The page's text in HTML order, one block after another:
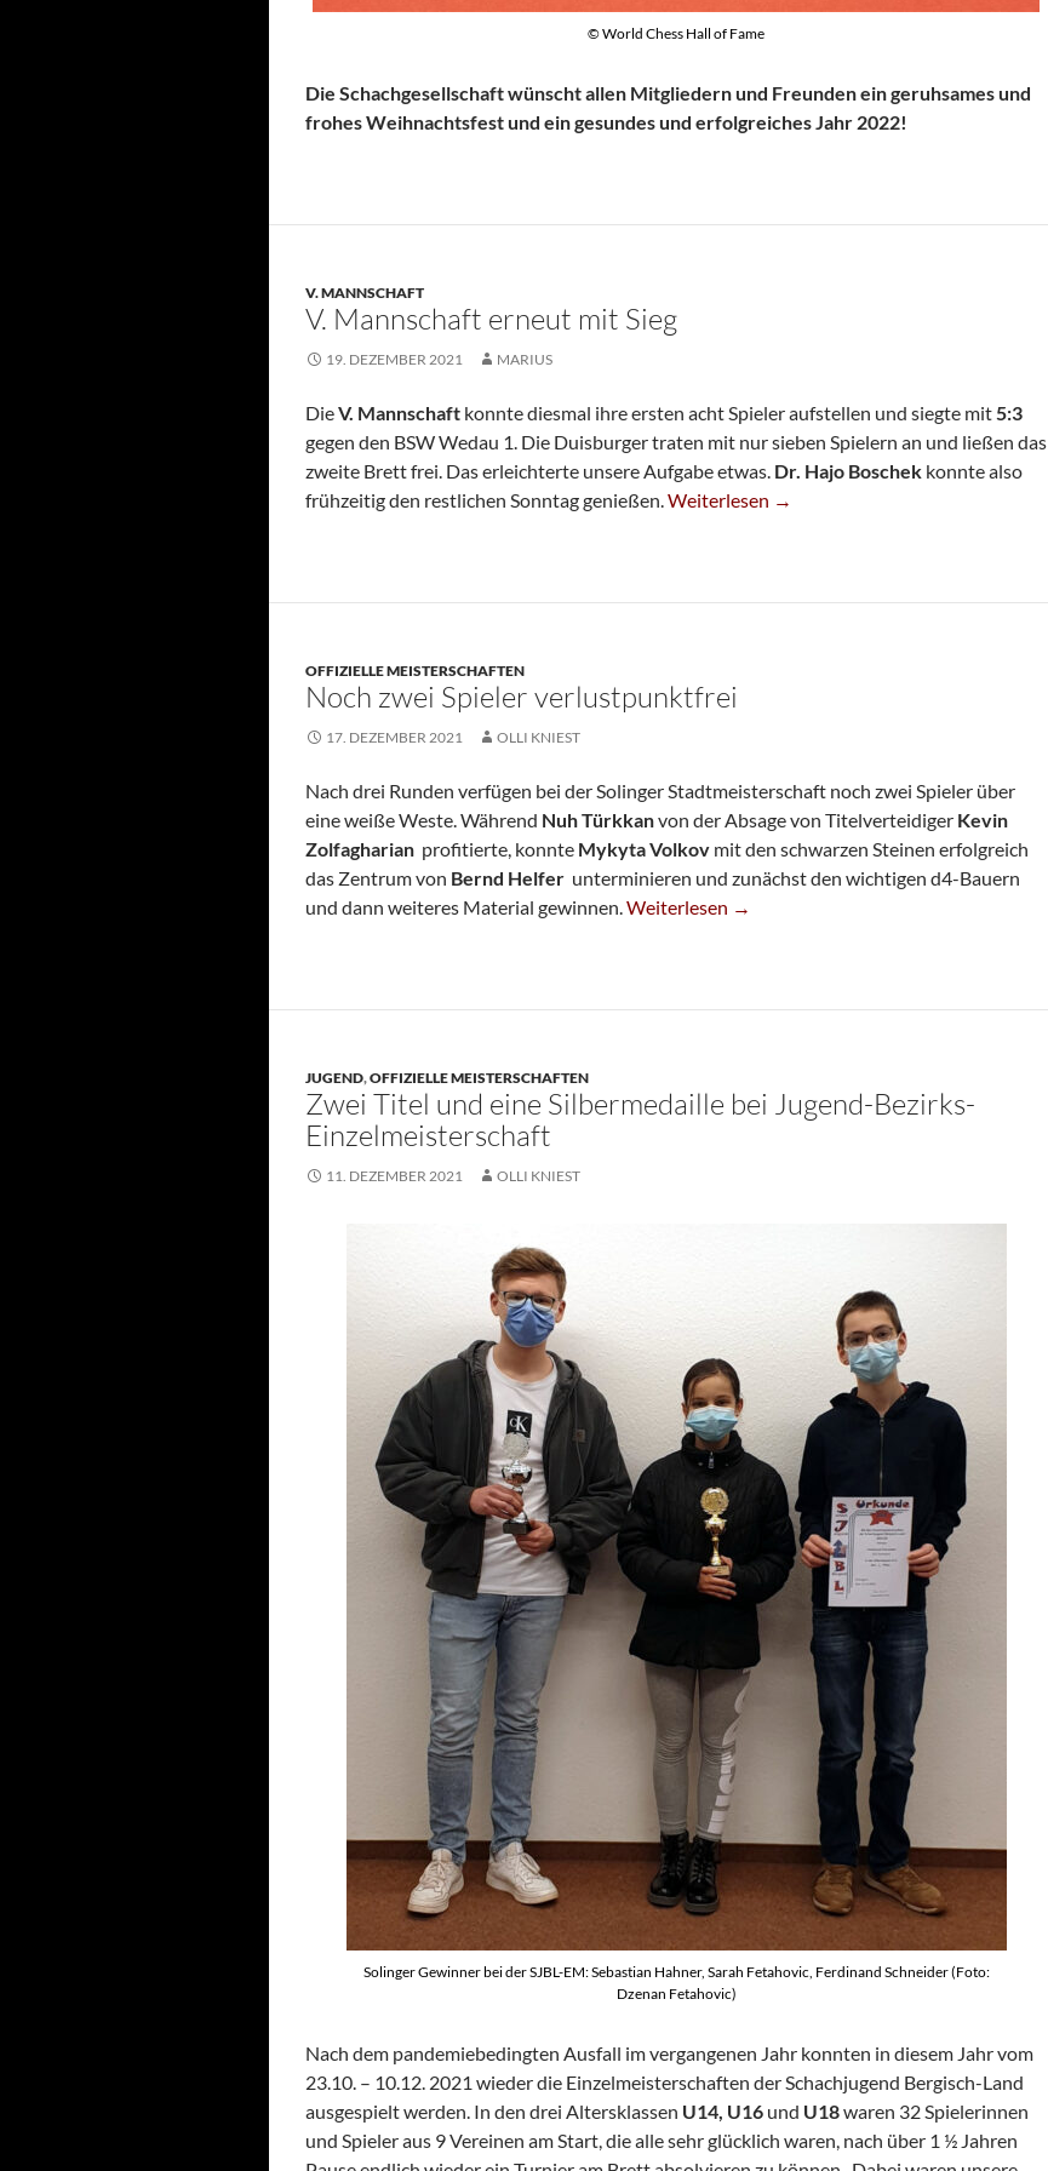
© World Chess Hall of Fame
Die Schachgesellschaft wünscht allen Mitgliedern und Freunden ein geruhsames und
frohes Weihnachtsfest und ein gesundes und erfolgreiches Jahr 2022!
V. MANNSCHAFT
V. Mannschaft erneut mit Sieg
19. DEZEMBER 2021 MARIUS
DieV. Mannschaft konnte diesmal ihre ersten acht Spieler aufstellen und siegte mit5:3
gegen den BSW Wedau 1. Die Duisburger traten mit nur sieben Spielern an und ließen das
zweite Brett frei. Das erleichterte unsere Aufgabe etwas. Dr. Hajo Boschek konnte also
frühzeitig den restlichen Sonntag genießen.V. Mannschaft Erneut Mit Sieg
Weiterlesen →
OFFIZIELLE MEISTERSCHAFTEN
Noch zwei Spieler verlustpunktfrei
17. DEZEMBER 2021 OLLI KNIEST
Nach drei Runden verfügen bei der Solinger Stadtmeisterschaft noch zwei Spieler über
eine weiße Weste. Während Nuh Türkkanvon der Absage von Titelverteidiger Kevin
Zolfagharian profitierte, konnte Mykyta Volkov mit den schwarzen Steinen erfolgreich
das Zentrum von Bernd Helfer unterminieren und zunächst den wichtigen d4-Bauern
und dann weiteres Material gewinnen.Noch Zwei Spieler Verlustpunktfrei
Weiterlesen →
JUGEND,OFFIZIELLE MEISTERSCHAFTEN
Zwei Titel und eine Silbermedaille bei Jugend-Bezirks-
Einzelmeisterschaft
11. DEZEMBER 2021 OLLI KNIEST
Solinger Gewinner bei der SJBL-EM: Sebastian Hahner, Sarah Fetahovic, Ferdinand Schneider (Foto:
Dzenan Fetahovic)
Nach dem pandemiebedingten Ausfall im vergangenen Jahr konnten in diesem Jahr vom
23.10. – 10.12. 2021 wieder die Einzelmeisterschaften der Schachjugend Bergisch-Land
ausgespielt werden. In den drei Altersklassen U14, U16 und U18waren 32 Spielerinnen
und Spieler aus 9 Vereinen am Start, die alle sehr glücklich waren, nach über 1 ½ Jahren